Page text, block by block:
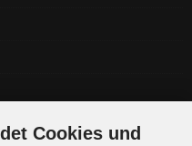
Cookies und